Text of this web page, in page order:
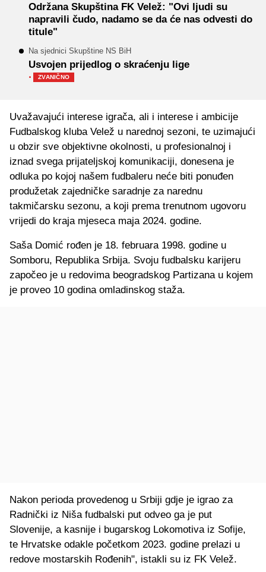
Održana Skupština FK Velež: "Ovi ljudi su
napravili čudo, nadamo se da će nas odvesti do
titule"
Na sjednici Skupštine NS BiH
Usvojen prijedlog o skraćenju lige
· ZVANIČNO
Uvažavajući interese igrača, ali i interese i ambicije
Fudbalskog kluba Velež u narednoj sezoni, te uzimajući
u obzir sve objektivne okolnosti, u profesionalnoj i
iznad svega prijateljskoj komunikaciji, donesena je
odluka po kojoj našem fudbaleru neće biti ponuđen
produžetak zajedničke saradnje za narednu
takmičarsku sezonu, a koji prema trenutnom ugovoru
vrijedi do kraja mjeseca maja 2024. godine.
Saša Domić rođen je 18. februara 1998. godine u
Somboru, Republika Srbija. Svoju fudbalsku karijeru
započeo je u redovima beogradskog Partizana u kojem
je proveo 10 godina omladinskog staža.
Nakon perioda provedenog u Srbiji gdje je igrao za
Radnički iz Niša fudbalski put odveo ga je put
Slovenije, a kasnije i bugarskog Lokomotiva iz Sofije,
te Hrvatske odakle početkom 2023. godine prelazi u
redove mostarskih Rođenih", istakli su iz FK Velež.